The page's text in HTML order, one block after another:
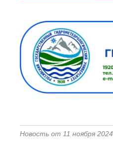
Новость от 11 ноября 2024